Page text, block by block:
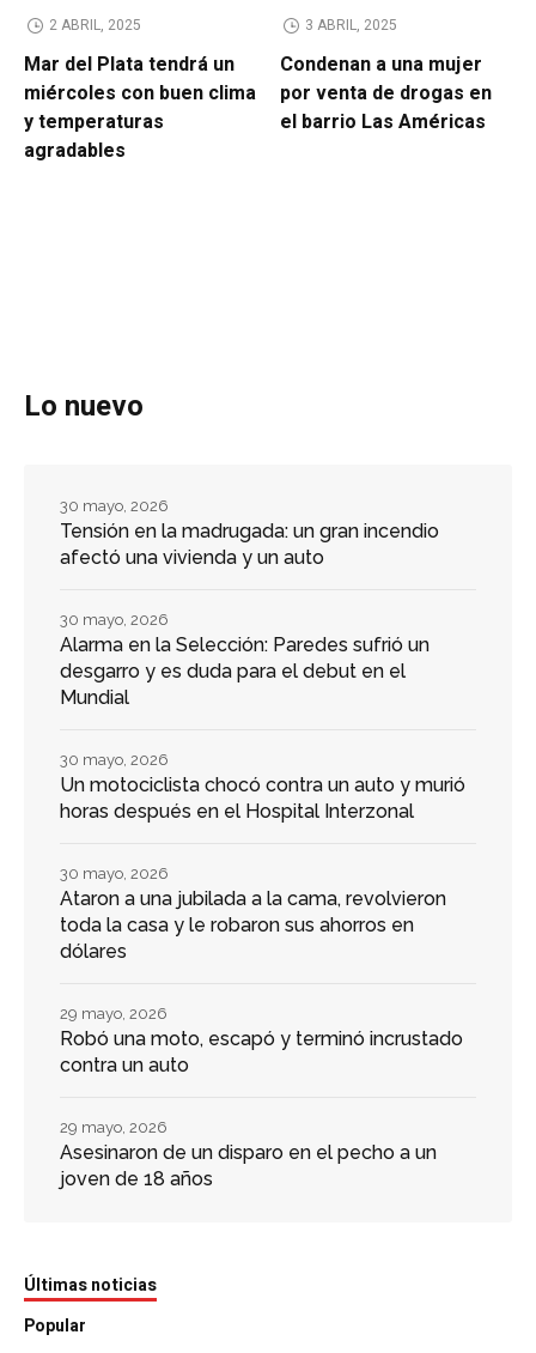
2 ABRIL, 2025
Mar del Plata tendrá un
miércoles con buen clima
y temperaturas
agradables
3 ABRIL, 2025
Condenan a una mujer
por venta de drogas en
el barrio Las Américas
Lo nuevo
Tensión en la madrugada: un gran incendio
afectó una vivienda y un auto
30 mayo, 2026
Alarma en la Selección: Paredes sufrió un
desgarro y es duda para el debut en el
Mundial
30 mayo, 2026
Un motociclista chocó contra un auto y murió
horas después en el Hospital Interzonal
30 mayo, 2026
Ataron a una jubilada a la cama, revolvieron
toda la casa y le robaron sus ahorros en
dólares
30 mayo, 2026
Robó una moto, escapó y terminó incrustado
contra un auto
29 mayo, 2026
Asesinaron de un disparo en el pecho a un
joven de 18 años
29 mayo, 2026
Últimas noticias
Popular